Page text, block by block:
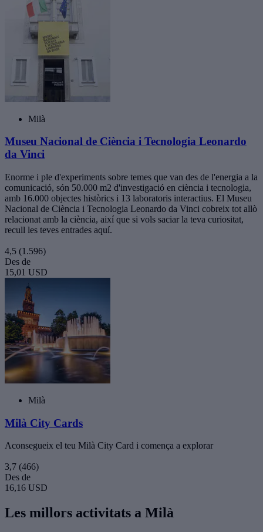
Milà
Museu Nacional de Ciència i Tecnologia Leonardo
da Vinci
Enorme i ple d'experiments sobre temes que van des de l'energia a la
comunicació, són 50.000 m2 d'investigació en ciència i tecnologia,
amb 16.000 objectes històrics i 13 laboratoris interactius. El Museu
Nacional de Ciència i Tecnologia Leonardo da Vinci cobreix tot allò
relacionat amb la ciència, així que si vols saciar la teva curiositat,
recull les teves entrades aquí.
4,5 (1.596)
Des de
15,01 USD
Milà
Milà City Cards
Aconsegueix el teu Milà City Card i comença a explorar
3,7 (466)
Des de
16,16 USD
Les millors activitats a Milà